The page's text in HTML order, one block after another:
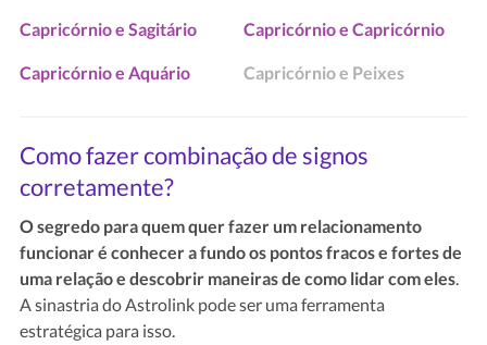
Capricórnio e Sagitário Capricórnio e Capricórnio
Capricórnio e Aquário Capricórnio e Peixes
Como fazer combinação de signos
corretamente?
O segredo para quem quer fazer um relacionamento
funcionar é conhecer a fundo os pontos fracos e fortes de
uma relação e descobrir maneiras de como lidar com eles
A sinastria do Astrolink pode ser uma ferramenta
estratégica para isso.